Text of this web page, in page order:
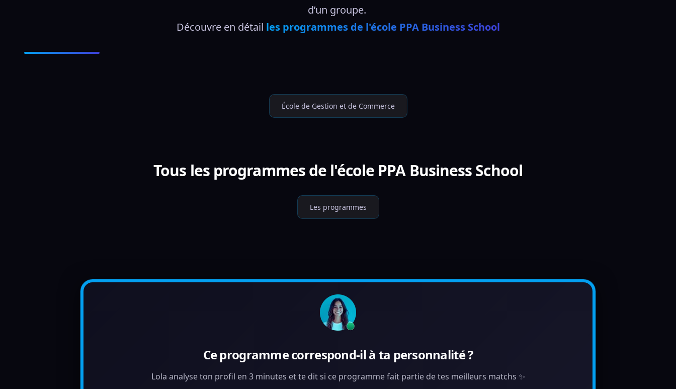
d’un groupe.
Découvre en détail les programmes de l'école PPA Business School
École de Gestion et de Commerce
Tous les programmes de l'école PPA Business School
Les programmes
Ce programme correspond-il à ta personnalité ?
Lola analyse ton profil en 3 minutes et te dit si ce programme fait partie de tes meilleurs matchs ✨